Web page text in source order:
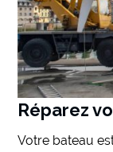
Réparez
Votre bateau